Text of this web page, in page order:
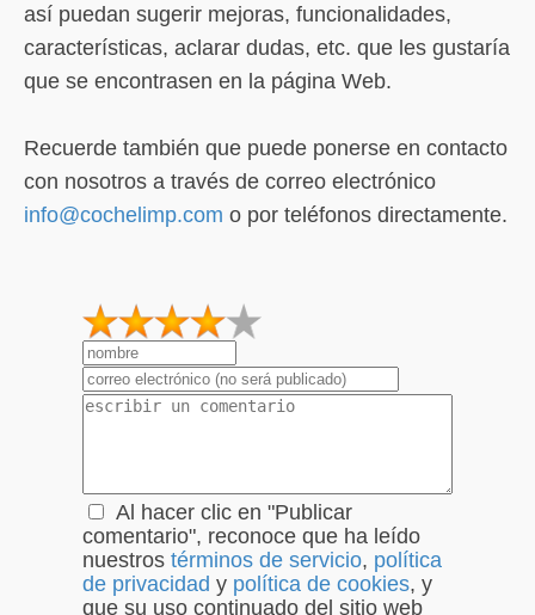
así puedan sugerir mejoras, funcionalidades,
características, aclarar dudas, etc. que les gustaría
que se encontrasen en la página Web.
Recuerde también que puede ponerse en contacto
con nosotros a través de correo electrónico
info@cochelimp.com o por teléfonos directamente.
2
1
Al hacer clic en "Publicar
comentario", reconoce que ha leído
nuestros términos de servicio, política
de privacidad y política de cookies, y
que su uso continuado del sitio web